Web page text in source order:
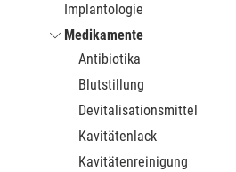
Implantologie
Medikamente
Antibiotika
Blutstillung
Devitalisationsmittel
Kavitätenlack
Kavitätenreinigung